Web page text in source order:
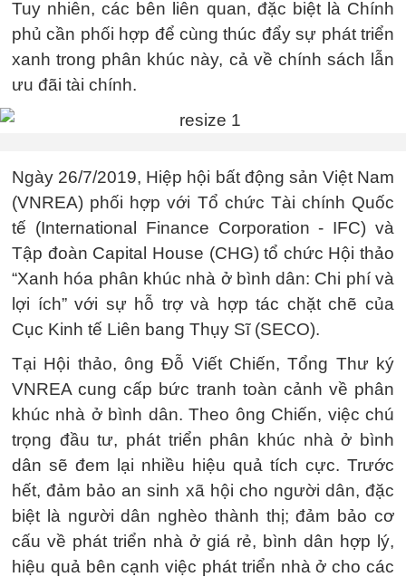
Tuy nhiên, các bên liên quan, đặc biệt là Chính
phủ cần phối hợp để cùng thúc đẩy sự phát triển
xanh trong phân khúc này, cả về chính sách lẫn
ưu đãi tài chính.
Ngày 26/7/2019, Hiệp hội bất động sản Việt Nam
(VNREA) phối hợp với Tổ chức Tài chính Quốc
tế (International Finance Corporation - IFC) và
Tập đoàn Capital House (CHG) tổ chức Hội thảo
“Xanh hóa phân khúc nhà ở bình dân: Chi phí và
lợi ích” với sự hỗ trợ và hợp tác chặt chẽ của
Cục Kinh tế Liên bang Thụy Sĩ (SECO).
Tại Hội thảo, ông Đỗ Viết Chiến, Tổng Thư ký
VNREA cung cấp bức tranh toàn cảnh về phân
khúc nhà ở bình dân. Theo ông Chiến, việc chú
trọng đầu tư, phát triển phân khúc nhà ở bình
dân sẽ đem lại nhiều hiệu quả tích cực. Trước
hết, đảm bảo an sinh xã hội cho người dân, đặc
biệt là người dân nghèo thành thị; đảm bảo cơ
cấu về phát triển nhà ở giá rẻ, bình dân hợp lý,
hiệu quả bên cạnh việc phát triển nhà ở cho các